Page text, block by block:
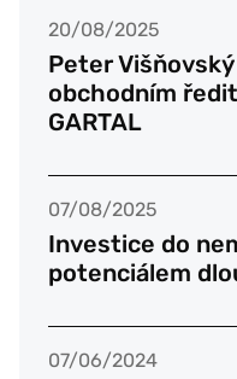
20/08/2025
Peter
obchodním
GARTAL
07/08/2025
Investice do
potenciálem
07/06/2024